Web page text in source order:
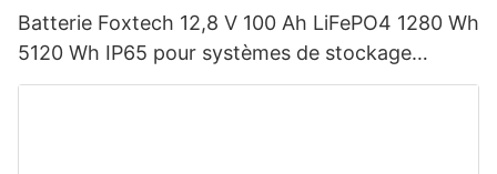
Batterie Foxtech 12,8 V 100 Ah LiFePO4 1280 Wh
5120 Wh IP65 pour systèmes de stockage
d'énergie solaire domestique